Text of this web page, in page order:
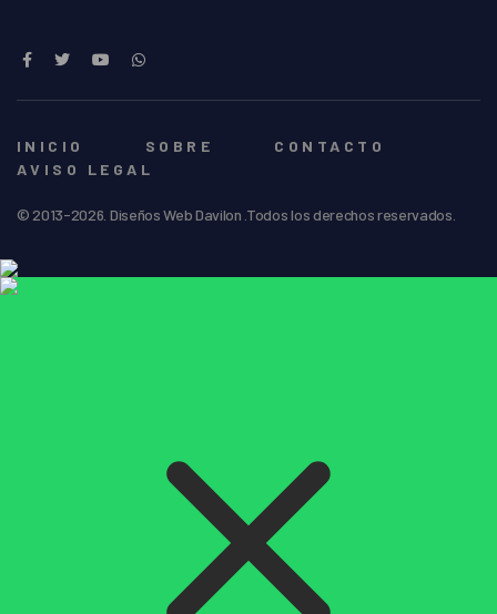
INICIO SOBRE
CONTACTO
AVISO LEGAL
© 2013-2026. Diseños Web Davilon .Todos los derechos reservados.